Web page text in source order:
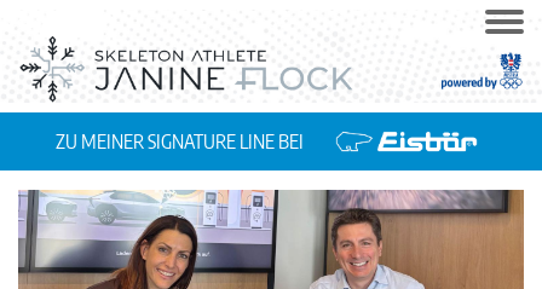
ZU MEINER SIGNATURE LINE BEI